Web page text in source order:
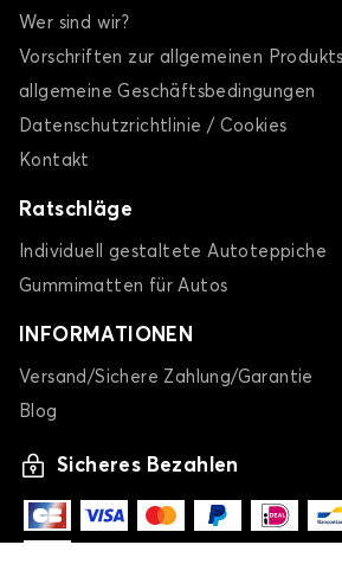
Wer sind wir?
Vorschriften zur allgemeinen
allgemeine Geschäftsbedingungen
Datenschutzrichtlinie / Cookies
Kontakt
Ratschläge
Individuell gestaltete Autoteppiche
Gummimatten für Autos
INFORMATIONEN
Versand/Sichere Zahlung/Garantie
Blog
Sicheres Bezahlen